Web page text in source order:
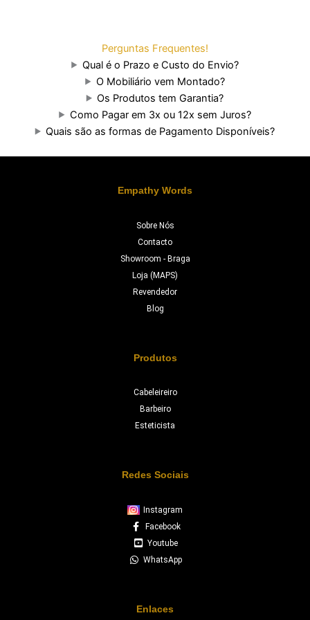
Perguntas Frequentes!
Qual é o Prazo e Custo do Envio?
O Mobiliário vem Montado?
Os Produtos tem Garantia?
Como Pagar em 3x ou 12x sem Juros?
Quais são as formas de Pagamento Disponíveis?
Empathy Words
Sobre Nós
Contacto
Showroom - Braga
Loja (MAPS)
Revendedor
Blog
Produtos
Cabeleireiro
Barbeiro
Esteticista
Redes Sociais
Instagram
Facebook
Youtube
WhatsApp
Enlaces